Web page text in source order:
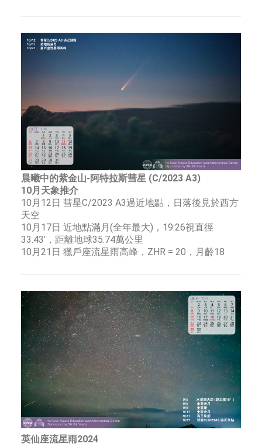
晨曦中的紫金山-阿特拉斯彗星 (C/2023 A3)
10月天象推介
10月12日 彗星C/2023 A3過近地點，日落後見於西方
天空
10月17日 近地點滿月(全年最大)，19:26視直徑
33.43’，距離地球35.74萬公里
10月21日 獵戶座流星雨高峰，ZHR = 20，月齡18
英仙座流星雨2024